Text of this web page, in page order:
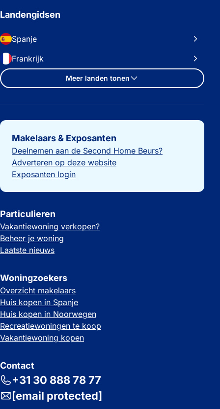
Landengidsen
Spanje
Frankrijk
Meer landen tonen
Belangrijke links
Makelaars & Exposanten
Deelnemen aan de Second Home Beurs?
Adverteren op deze website
Exposanten login
Particulieren
Vakantiewoning verkopen?
Beheer je woning
Laatste nieuws
Woningzoekers
Overzicht makelaars
Huis kopen in Spanje
Huis kopen in Noorwegen
Recreatiewoningen te koop
Vakantiewoning kopen
Contact
+31 30 888 78 77
[email protected]